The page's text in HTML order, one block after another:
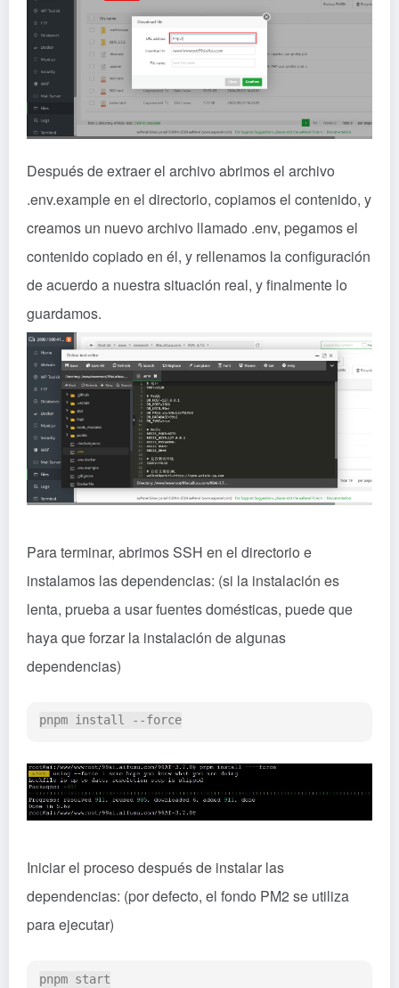
Después de extraer el archivo abrimos el archivo
.env.example en el directorio, copiamos el contenido, y
creamos un nuevo archivo llamado .env, pegamos el
contenido copiado en él, y rellenamos la configuración
de acuerdo a nuestra situación real, y finalmente lo
guardamos.
Para terminar, abrimos SSH en el directorio e
instalamos las dependencias: (si la instalación es
lenta, prueba a usar fuentes domésticas, puede que
haya que forzar la instalación de algunas
dependencias)
Iniciar el proceso después de instalar las
dependencias: (por defecto, el fondo PM2 se utiliza
para ejecutar)
pnpm start